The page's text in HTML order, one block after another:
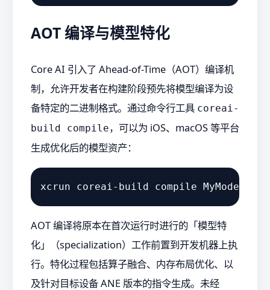
AOT 编译与模型特化
Core AI 引入了 Ahead-of-Time（AOT）编译机
制，允许开发者在构建阶段预先将模型编译为设
备特定的二进制格式。通过命令行工具 coreai-
build compile ，可以为 iOS、macOS 等平台
生成优化后的模型资产：
AOT 编译将原本在首次运行时进行的「模型特
化」（specialization）工作前置到开发机器上执
行。特化过程包括算子融合、内存布局优化、以
及针对目标设备 ANE 版本的指令生成。未经